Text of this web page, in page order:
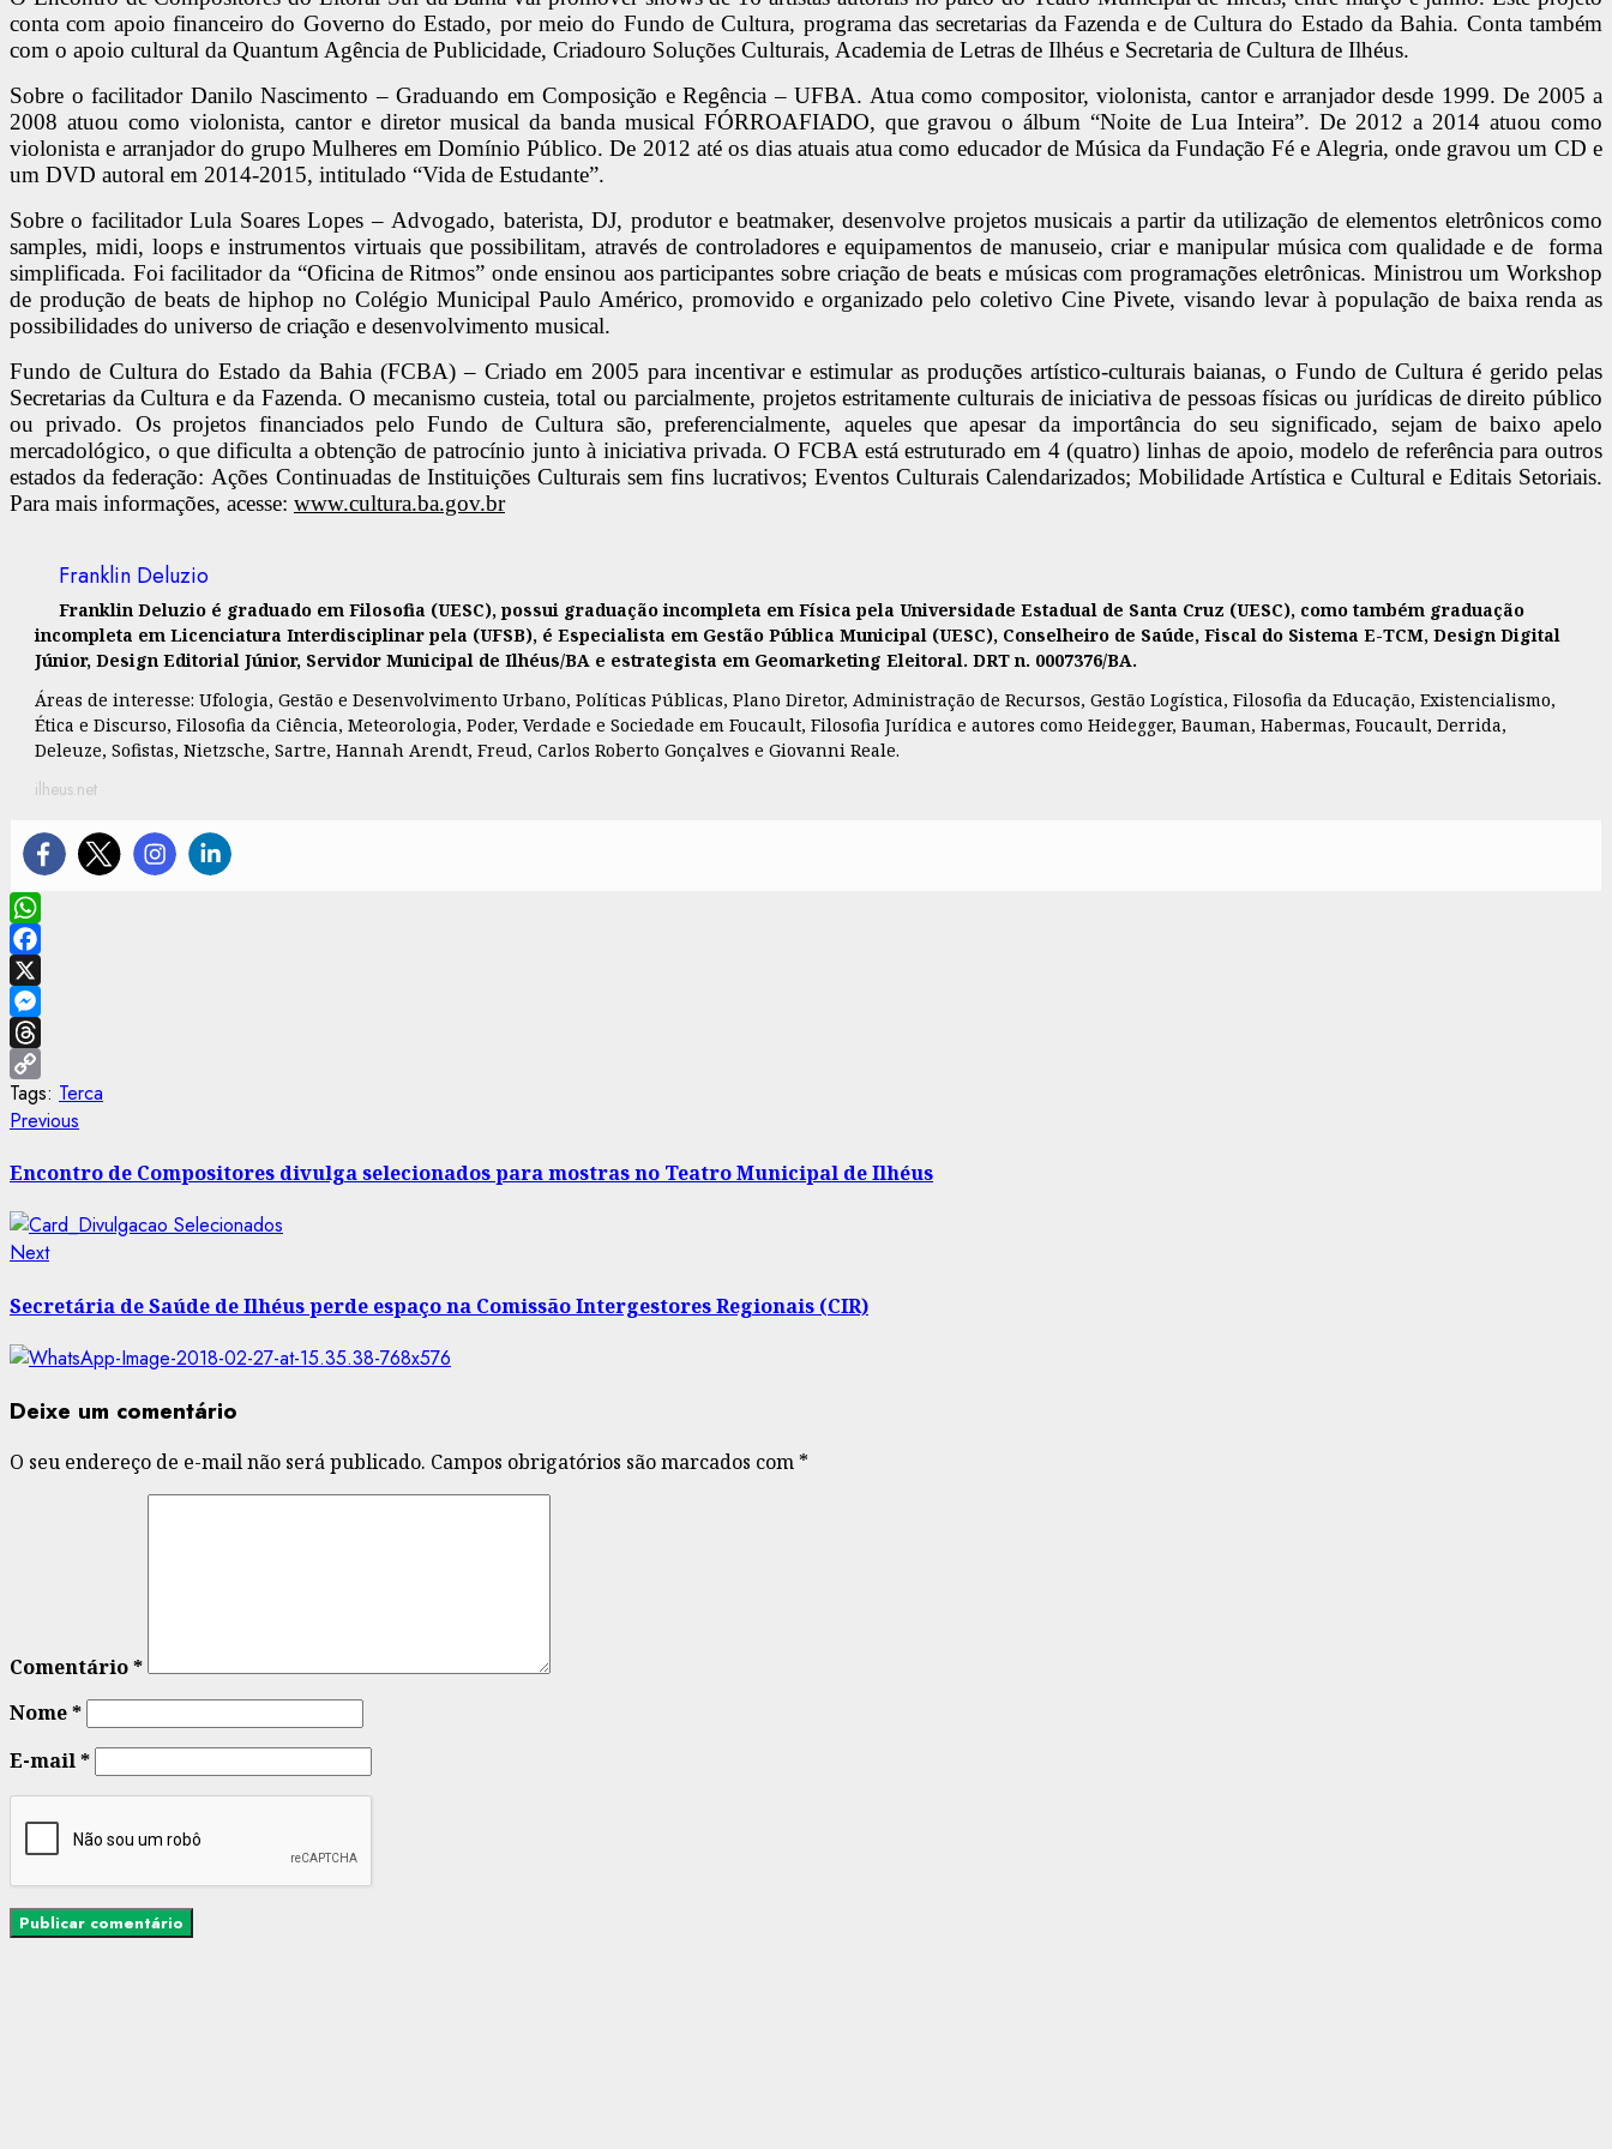
conta com apoio financeiro do Governo do Estado, por meio do Fundo de Cultura, programa das secretarias da Fazenda e de Cultura do Estado da Bahia. Conta também
com o apoio cultural da Quantum Agência de Publicidade, Criadouro Soluções Culturais, Academia de Letras de Ilhéus e Secretaria de Cultura de Ilhéus.
Sobre o facilitador Danilo Nascimento – Graduando em Composição e Regência – UFBA. Atua como compositor, violonista, cantor e arranjador desde 1999. De 2005 a
2008 atuou como violonista, cantor e diretor musical da banda musical FÓRROAFIADO, que gravou o álbum “Noite de Lua Inteira”. De 2012 a 2014 atuou como
violonista e arranjador do grupo Mulheres em Domínio Público. De 2012 até os dias atuais atua como educador de Música da Fundação Fé e Alegria, onde gravou um CD e
um DVD autoral em 2014-2015, intitulado “Vida de Estudante”.
Sobre o facilitador Lula Soares Lopes – Advogado, baterista, DJ, produtor e beatmaker, desenvolve projetos musicais a partir da utilização de elementos eletrônicos como
samples, midi, loops e instrumentos virtuais que possibilitam, através de controladores e equipamentos de manuseio, criar e manipular música com qualidade e de forma
simplificada. Foi facilitador da “Oficina de Ritmos” onde ensinou aos participantes sobre criação de beats e músicas com programações eletrônicas. Ministrou um Workshop
de produção de beats de hiphop no Colégio Municipal Paulo Américo, promovido e organizado pelo coletivo Cine Pivete, visando levar à população de baixa renda as
possibilidades do universo de criação e desenvolvimento musical.
Fundo de Cultura do Estado da Bahia (FCBA) – Criado em 2005 para incentivar e estimular as produções artístico-culturais baianas, o Fundo de Cultura é gerido pelas
Secretarias da Cultura e da Fazenda. O mecanismo custeia, total ou parcialmente, projetos estritamente culturais de iniciativa de pessoas físicas ou jurídicas de direito público
ou privado. Os projetos financiados pelo Fundo de Cultura são, preferencialmente, aqueles que apesar da importância do seu significado, sejam de baixo apelo
mercadológico, o que dificulta a obtenção de patrocínio junto à iniciativa privada. O FCBA está estruturado em 4 (quatro) linhas de apoio, modelo de referência para outros
estados da federação: Ações Continuadas de Instituições Culturais sem fins lucrativos; Eventos Culturais Calendarizados; Mobilidade Artística e Cultural e Editais Setoriais.
Para mais informações, acesse: www.cultura.ba.gov.br
Franklin Deluzio
Franklin Deluzio é graduado em Filosofia (UESC), possui graduação incompleta em Física pela Universidade Estadual de Santa Cruz (UESC), como também graduação
incompleta em Licenciatura Interdisciplinar pela (UFSB), é Especialista em Gestão Pública Municipal (UESC), Conselheiro de Saúde, Fiscal do Sistema E-TCM, Design Digital
Júnior, Design Editorial Júnior, Servidor Municipal de Ilhéus/BA e estrategista em Geomarketing Eleitoral. DRT n. 0007376/BA.
Áreas de interesse: Ufologia, Gestão e Desenvolvimento Urbano, Políticas Públicas, Plano Diretor, Administração de Recursos, Gestão Logística, Filosofia da Educação, Existencialismo,
Ética e Discurso, Filosofia da Ciência, Meteorologia, Poder, Verdade e Sociedade em Foucault, Filosofia Jurídica e autores como Heidegger, Bauman, Habermas, Foucault, Derrida,
Deleuze, Sofistas, Nietzsche, Sartre, Hannah Arendt, Freud, Carlos Roberto Gonçalves e Giovanni Reale.
ilheus.net
WhatsApp
Facebook
X
Messenger
Threads
Copy
Link
Tags: Terca
Post
navigation
Previous
Encontro de Compositores divulga selecionados para mostras no Teatro Municipal de Ilhéus
NextNext
Secretária de Saúde de Ilhéus perde espaço na Comissão Intergestores Regionais (CIR)
Deixe um comentário
O seu endereço de e-mail não será publicado. Campos obrigatórios são marcados com *
Comentário*
Nome*
E-mail*